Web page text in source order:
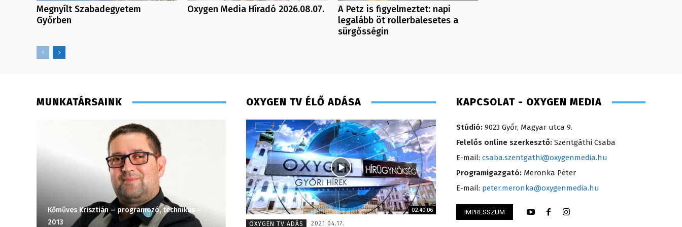
Megnyílt Szabadegyetem
Győrben
Oxygen Media Híradó 2026.08.07.
A Petz is figyelmeztet: napi
legalább öt rollerbalesetes a
sürgősségin
MUNKATÁRSAINK
Kőműves Krisztián – programozó, technikus –
2013
Meronka Péter – programigazgató – 2008 Lukács Bence – szerkesztő, riporter – 2018
OXYGEN TV ÉLŐ ADÁSA
02:40:06
OXYGEN TV ADÁS
2021.04.17.
KAPCSOLAT - OXYGEN MEDIA
Stúdió: 9023 Győr, Magyar utca 9.
Felelős online szerkesztő: Szentgáthi Csaba
E-mail: csaba.szentgathi@oxygenmedia.hu
Programigazgató: Meronka Péter
E-mail: peter.meronka@oxygenmedia.hu
IMPRESSZUM